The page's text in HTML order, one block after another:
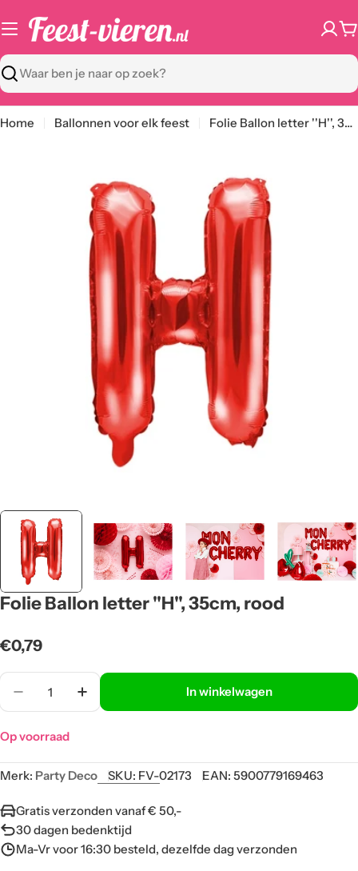
naar
content
Zoeken
Home Ballonnen voor elk feest
Folie Ballon letter ''H'', 35cm, rood
productinformatie
Folie Ballon letter ''H'', 35cm, rood
Normale
€0,79
Aantal
In winkelwagen
Op voorraad
Merk: Party Deco SKU: FV-02173 EAN: 5900779169463
Gratis verzonden vanaf € 50,-
30 dagen bedenktijd
Ma-Vr voor 16:30 besteld, dezelfde dag verzonden